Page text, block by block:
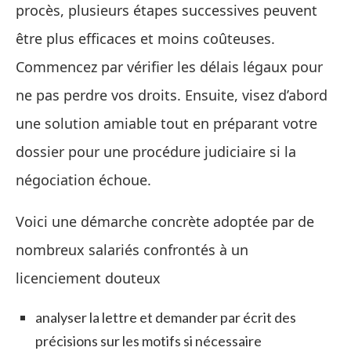
procès, plusieurs étapes successives peuvent
être plus efficaces et moins coûteuses.
Commencez par vérifier les délais légaux pour
ne pas perdre vos droits. Ensuite, visez d’abord
une solution amiable tout en préparant votre
dossier pour une procédure judiciaire si la
négociation échoue.
Voici une démarche concrète adoptée par de
nombreux salariés confrontés à un
licenciement douteux
analyser la lettre et demander par écrit des
précisions sur les motifs si nécessaire